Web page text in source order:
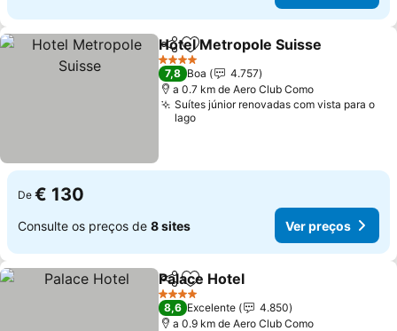
PartilharAdicionar aos favoritos
Hotel Metropole Suisse
4 Estrelas
7,8 Boa
4.757
a 0.7 km de Aero Club Como
Suítes júnior renovadas com vista para o
lago
De € 130
Consulte os preços de 8 sites Ver preços
PartilharAdicionar aos favoritos
Palace Hotel
4 Estrelas
8,6 Excelente
4.850
a 0.9 km de Aero Club Como